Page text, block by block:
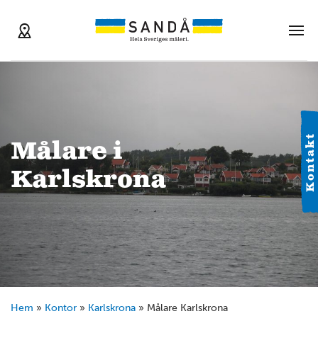
Kontakt
Målare i
Karlskrona
Hem » Kontor » Karlskrona » Målare Karlskrona